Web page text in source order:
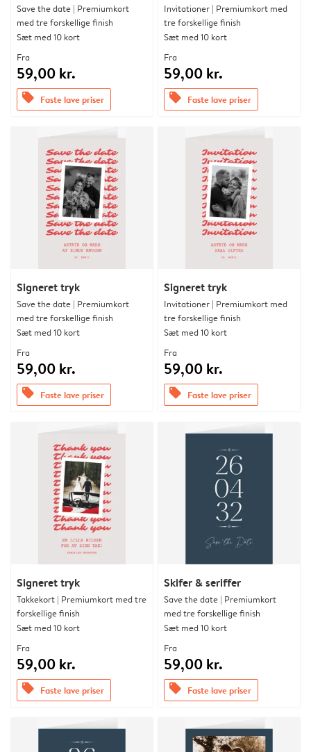
Save the date | Premiumkort
med tre forskellige finish
Sæt med 10 kort
Fra
59,00 kr.
offers Faste lave priser
Invitationer | Premiumkort med
tre forskellige finish
Sæt med 10 kort
Fra
59,00 kr.
offers Faste lave priser
Signeret tryk
Save the date | Premiumkort
med tre forskellige finish
Sæt med 10 kort
Fra
59,00 kr.
offers Faste lave priser
Signeret tryk
Invitationer | Premiumkort med
tre forskellige finish
Sæt med 10 kort
Fra
59,00 kr.
offers Faste lave priser
Signeret tryk
Takkekort | Premiumkort med tre
forskellige finish
Sæt med 10 kort
Fra
59,00 kr.
offers Faste lave priser
Skifer & seriffer
Save the date | Premiumkort
med tre forskellige finish
Sæt med 10 kort
Fra
59,00 kr.
offers Faste lave priser